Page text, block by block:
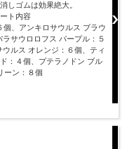
しゴムは効果絶大。
ト内容
個、アンキロサウルス ブラウ
サウロロフス パープル：５
ルス オレンジ：６個、ティ
：４個、プテラノドン ブル
ーン：８個